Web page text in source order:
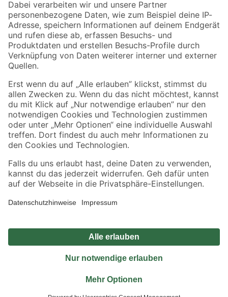
Zahlungsarten Versandarten
Sicher einkaufen
Jetzt die toom-App herunterladen
Alle Preisangaben in EUR inkl. gesetzl. MwSt.. Die dargestellten Angebote sind unter
Umständen nicht in allen Märkten verfügbar. Die angegebenen Verfügbarkeiten beziehen
Produkte nur solange der Vorrat reicht.
*Paketversand ab 59 € versandkostenfrei, gilt nicht für Artikel mit Speditionsversand, hier
Privatsphäre Impressum
Nutzungsbedingungen
Widerrufsrecht
Vertrag widerrufen
© 2026 toom Baumarkt GmbH